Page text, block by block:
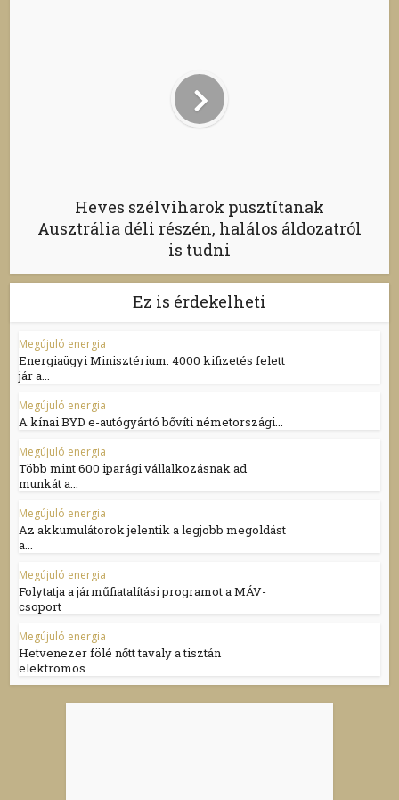
Heves szélviharok pusztítanak
Ausztrália déli részén, halálos áldozatról
is tudni
Ez is érdekelheti
Megújuló energia
Energiaügyi Minisztérium: 4000 kifizetés felett
jár a...
Megújuló energia
A kínai BYD e-autógyártó bővíti németországi...
Megújuló energia
Több mint 600 iparági vállalkozásnak ad
munkát a...
Megújuló energia
Az akkumulátorok jelentik a legjobb megoldást
a...
Megújuló energia
Folytatja a járműfiatalítási programot a MÁV-
csoport
Megújuló energia
Hetvenezer fölé nőtt tavaly a tisztán
elektromos...